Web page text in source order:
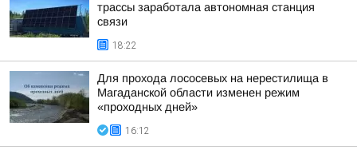
трассы заработала автономная станция
связи
18:22
Для прохода лососевых на нерестилища в
Магаданской области изменен режим
«проходных дней»
16:12